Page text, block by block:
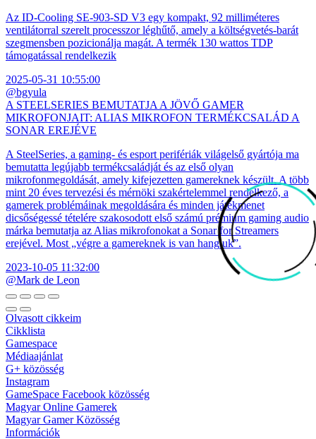
Az ID-Cooling SE-903-SD V3 egy kompakt, 92 milliméteres
ventilátorral szerelt processzor léghűtő, amely a költségvetés-barát
szegmensben pozicionálja magát. A termék 130 wattos TDP
támogatással rendelkezik
2025-05-31 10:55:00
@bgyula
A STEELSERIES BEMUTATJA A JÖVŐ GAMER
MIKROFONJAIT: ALIAS MIKROFON TERMÉKCSALÁD A
SONAR EREJÉVE
A SteelSeries, a gaming- és esport perifériák világelső gyártója ma
bemutatta legújabb termékcsaládját és az első olyan
mikrofonmegoldását, amely kifejezetten gamereknek készült. A több
mint 20 éves tervezési és mérnöki szakértelemmel rendelkező, a
gamerek problémáinak megoldására és minden játékmenet
dicsőségessé tételére szakosodott első számú prémium gaming audio
márka bemutatja az Alias mikrofonokat a Sonar for Streamers
erejével. Most „végre a gamereknek is van hangjuk”.
2023-10-05 11:32:00
@Mark de Leon
Olvasott cikkeim
Cikklista
Gamespace
Médiaajánlat
G+ közösség
Instagram
GameSpace Facebook közösség
Magyar Online Gamerek
Magyar Gamer Közösség
Információk